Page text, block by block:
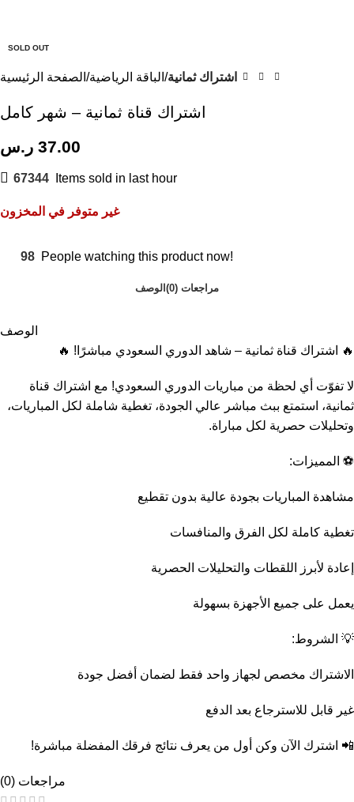
SOLD OUT
الصفحة الرئيسية الباقة الرياضية اشتراك ثمانية
اشتراك قناة ثمانية – شهر كامل
37.00 ر.س
67344 Items sold in last hour
غير متوفر في المخزون
98 People watching this product now!
الوصف مراجعات (0)
الوصف
🔥 اشتراك قناة ثمانية – شاهد الدوري السعودي مباشرًا! 🔥
لا تفوّت أي لحظة من مباريات الدوري السعودي! مع اشتراك قناة
ثمانية، استمتع ببث مباشر عالي الجودة، تغطية شاملة لكل المباريات،
وتحليلات حصرية لكل مباراة.
⚽ المميزات:
مشاهدة المباريات بجودة عالية بدون تقطيع
تغطية كاملة لكل الفرق والمنافسات
إعادة لأبرز اللقطات والتحليلات الحصرية
يعمل على جميع الأجهزة بسهولة
💡 الشروط:
الاشتراك مخصص لجهاز واحد فقط لضمان أفضل جودة
غير قابل للاسترجاع بعد الدفع
📲 اشترك الآن وكن أول من يعرف نتائج فرقك المفضلة مباشرة!
مراجعات (0)